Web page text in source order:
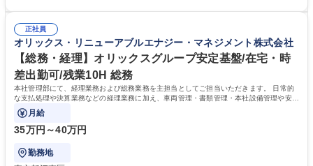
年休120日/デスクワーク中心で残業少なめ
整、資料作成、当日の運営サポート 学歴・資格 学歴：大学院 大学 語学
力： 資格：
正社員
オリックス・リニューアブルエナジー・マネジメント株式会社
【総務・経理】オリックスグループ安定基盤/在宅・時
差出勤可/残業10H 総務
本社管理部にて、経理業務および総務業務を主担当としてご担当いただきます。 日常的
な支払処理や決算業務などの経理業務に加え、車両管理・書類管理・本社設備管理や安全
対策など幅広い総務業務もお任せします。
月給
35万円～40万円
勤務地